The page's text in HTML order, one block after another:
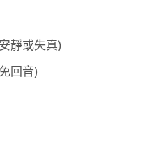
靜或失真)
回音)